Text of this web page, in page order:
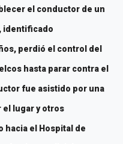
el conductor de un
identificado
perdió el control del
hasta parar contra el
fue asistido por una
el lugar y otros
hacia el Hospital de